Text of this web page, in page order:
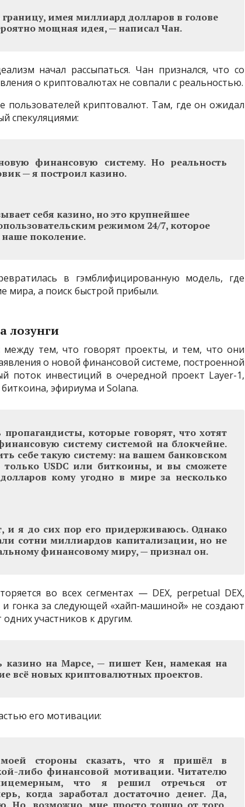
имея миллиард долларов в голове
мощная идея, — написал Чан.
начал рассыпаться. Чан признался, что со
о криптовалютах не совпали с реальностью.
криптовалют. Там, где он ожидал
спекуляциями:
финансовую систему. Но реальность
— я построил казино.
себя казино, но это крупнейшее
режимом 24/7, которое
поколение.
в гэмблифицированную модель, где
мира, а поиск быстрой прибыли.
лозунги
между тем, что говорят проекты, и тем, что они
о новой финансовой системе, построенной
поток инвестиций в очередной проект Layer-1,
эфириума и Solana.
которые говорят, что хотят
систему системой на блокчейне.
себе такую ​​систему: на вашем банковском
только USDC или биткоины, и вы сможете
кому угодно в мире за несколько
и я до сих пор его придерживаюсь. Однако
сотни миллиардов капитализации, но не
финансовому миру, — признал он.
во всех сегментах — DEX, perpetual DEX,
гонка за следующей «хайп-машиной» не создают
участников к другим.
казино на Марсе, — пишет Кен, намекая на
всё новых криптовалютных проектов.
его мотивации:
стороны сказать, что я пришёл в
либо финансовой мотивации. Читателю
что я решил отречься от
когда заработал достаточно денег. Да,
Но, возможно, мне просто тошно от того,